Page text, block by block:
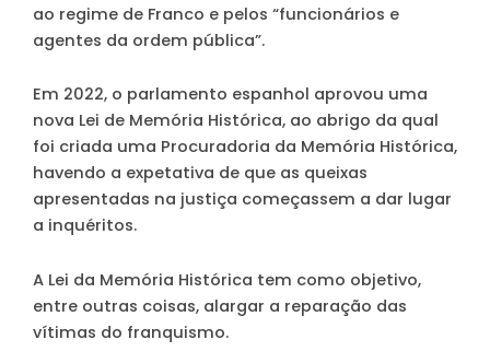
ao regime de Franco e pelos “funcionários e
agentes da ordem pública”.
Em 2022, o parlamento espanhol aprovou uma
nova Lei de Memória Histórica, ao abrigo da qual
foi criada uma Procuradoria da Memória Histórica,
havendo a expetativa de que as queixas
apresentadas na justiça começassem a dar lugar
a inquéritos.
A Lei da Memória Histórica tem como objetivo,
entre outras coisas, alargar a reparação das
vítimas do franquismo.